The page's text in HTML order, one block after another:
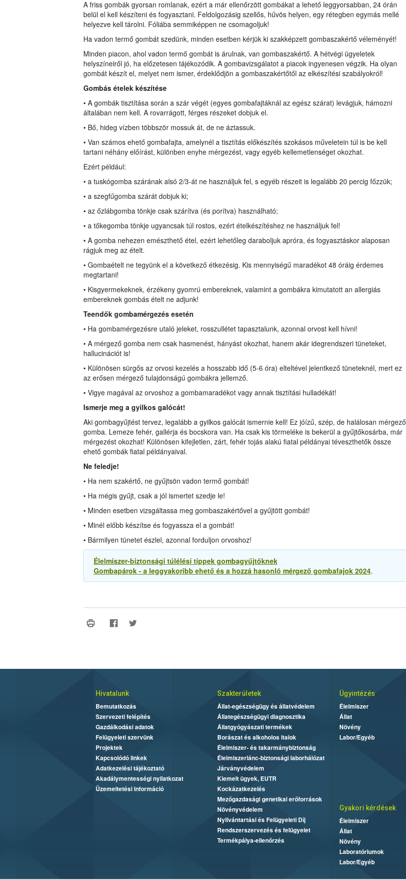
A friss gombák gyorsan romlanak, ezért a már ellenőrzött gombákat a lehető leggyorsabban, 24 órán
belül el kell készíteni és fogyasztani. Feldolgozásig szellős, hűvös helyen, egy rétegben egymás mellé
helyezve kell tárolni. Fóliába semmiképpen ne csomagoljuk!
Ha vadon termő gombát szedünk, minden esetben kérjük ki szakképzett gombaszakértő véleményét!
Minden piacon, ahol vadon termő gombát is árulnak, van gombaszakértő. A hétvégi ügyeletek
helyszíneiről jó, ha előzetesen tájékozódik. A gombavizsgálatot a piacok ingyenesen végzik. Ha olyan
gombát készít el, melyet nem ismer, érdeklődjön a gombaszakértőtől az elkészítési szabályokról!
Gombás ételek készítése
• A gombák tisztítása során a szár végét (egyes gombafajtáknál az egész szárat) levágjuk, hámozni
általában nem kell. A rovarrágott, férges részeket dobjuk el.
• Bő, hideg vízben többször mossuk át, de ne áztassuk.
• Van számos ehető gombafajta, amelynél a tisztítás előkészítés szokásos műveletein túl is be kell
tartani néhány előírást, különben enyhe mérgezést, vagy egyéb kellemetlenséget okozhat.
Ezért például:
• a tuskógomba szárának alsó 2/3-át ne használjuk fel, s egyéb részeit is legalább 20 percig főzzük;
• a szegfűgomba szárát dobjuk ki;
• az őzlábgomba tönkje csak szárítva (és porítva) használható;
• a tőkegomba tönkje ugyancsak túl rostos, ezért ételkészítéshez ne használjuk fel!
• A gomba nehezen emészthető étel, ezért lehetőleg daraboljuk apróra, és fogyasztáskor alaposan
rágjuk meg az ételt.
• Gombaételt ne tegyünk el a következő étkezésig. Kis mennyiségű maradékot 48 óráig érdemes
megtartani!
• Kisgyermekeknek, érzékeny gyomrú embereknek, valamint a gombákra kimutatott an allergiás
embereknek gombás ételt ne adjunk!
Teendők gombamérgezés esetén
• Ha gombamérgezésre utaló jeleket, rosszullétet tapasztalunk, azonnal orvost kell hívni!
• A mérgező gomba nem csak hasmenést, hányást okozhat, hanem akár idegrendszeri tüneteket,
hallucinációt is!
• Különösen sürgős az orvosi kezelés a hosszabb idő (5-6 óra) elteltével jelentkező tüneteknél, mert ez
az erősen mérgező tulajdonságú gombákra jellemző.
• Vigye magával az orvoshoz a gombamaradékot vagy annak tisztítási hulladékát!
Ismerje meg a gyilkos galócát!
Aki gombagyűjtést tervez, legalább a gyilkos galócát ismernie kell! Ez jóízű, szép, de halálosan mérgező
gomba. Lemeze fehér, gallérja és bocskora van. Ha csak kis törmeléke is bekerül a gyűjtőkosárba, már
mérgezést okozhat! Különösen kifejletlen, zárt, fehér tojás alakú fiatal példányai téveszthetők össze
ehető gombák fiatal példányaival.
Ne feledje!
• Ha nem szakértő, ne gyűjtsön vadon termő gombát!
• Ha mégis gyűjt, csak a jól ismertet szedje le!
• Minden esetben vizsgáltassa meg gombaszakértővel a gyűjtött gombát!
• Minél előbb készítse és fogyassza el a gombát!
• Bármilyen tünetet észlel, azonnal forduljon orvoshoz!
Élelmiszer-biztonsági túlélési tippek gombagyűjtőknek
Gombapárok - a leggyakoribb ehető és a hozzá hasonló mérgező gombafajok 2024.
Hivatalunk
Bemutatkozás
Szervezeti felépítés
Gazdálkodási adatok
Felügyeleti szervünk
Projektek
Kapcsolódó linkek
Adatkezelési tájékoztató
Akadálymentességi nyilatkozat
Üzemeltetési információ
Szakterületek
Állat-egészségügy és állatvédelem
Állategészségügyi diagnosztika
Állatgyógyászati termékek
Borászat és alkoholos italok
Élelmiszer- és takarmánybiztonság
Élelmiszerlánc-biztonsági laborhálózat
Járványvédelem
Kiemelt ügyek, EUTR
Kockázatkezelés
Mezőgazdasági genetikai erőforrások
Növényvédelem
Nyilvántartási és Felügyeleti Díj
Rendszerszervezés és felügyelet
Termékpálya-ellenőrzés
Ügyintézés
Élelmiszer
Állat
Növény
Labor/Egyéb
Gyakori kérdések
Élelmiszer
Állat
Növény
Laboratóriumok
Labor/Egyéb